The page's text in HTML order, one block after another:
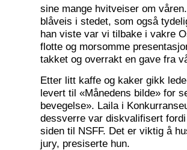
sine mange hvitveiser om
blåveis i stedet, som også
han viste var vi tilbake i vakre
flotte og morsomme
takket og overrakt en gave fra
Etter litt kaffe og kaker gikk
levert til «Månedens bilde» for
bevegelse». Laila i
dessverre var diskvalifisert
siden til NSFF. Det er viktig å
jury, presiserte hun.